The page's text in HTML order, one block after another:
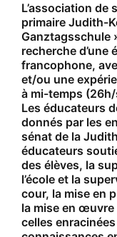
L’association de
primaire Judith-
Ganztagsschule
recherche d’une
francophone,
et/ou une
à mi-temps
Les éducateurs
donnés par les
sénat de la
éducateurs
des élèves, la
l’école et la
cour, la mise en
la mise en
celles